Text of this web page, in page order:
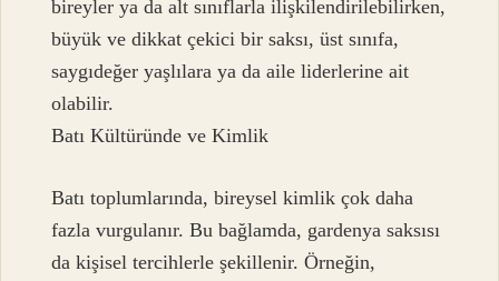
bireyler ya da alt sınıflarla ilişkilendirilebilirken,
büyük ve dikkat çekici bir saksı, üst sınıfa,
saygıdeğer yaşlılara ya da aile liderlerine ait
olabilir.
Batı Kültüründe ve Kimlik
Batı toplumlarında, bireysel kimlik çok daha
fazla vurgulanır. Bu bağlamda, gardenya saksısı
da kişisel tercihlerle şekillenir. Örneğin,